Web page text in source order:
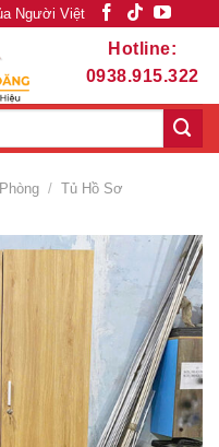
Người Việt
Hotline:
0938.915.322
/ Tủ Hồ Sơ